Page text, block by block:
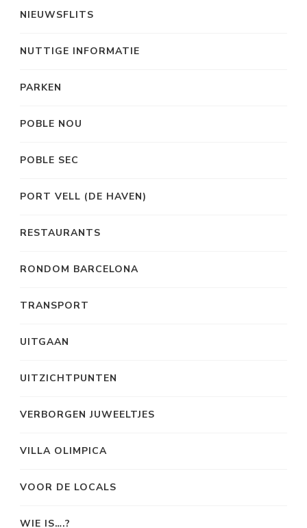
NIEUWSFLITS
NUTTIGE INFORMATIE
PARKEN
POBLE NOU
POBLE SEC
PORT VELL (DE HAVEN)
RESTAURANTS
RONDOM BARCELONA
TRANSPORT
UITGAAN
UITZICHTPUNTEN
VERBORGEN JUWEELTJES
VILLA OLIMPICA
VOOR DE LOCALS
WIE IS….?